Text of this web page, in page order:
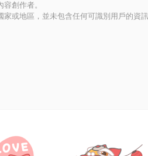
創作者。
或地區，並未包含任何可識別用戶的資訊